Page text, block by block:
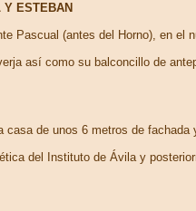
Y ESTEBAN
Pascual (antes del Horno), en el
así como su balconcillo de
de unos 6 metros de
del Instituto de Ávila y